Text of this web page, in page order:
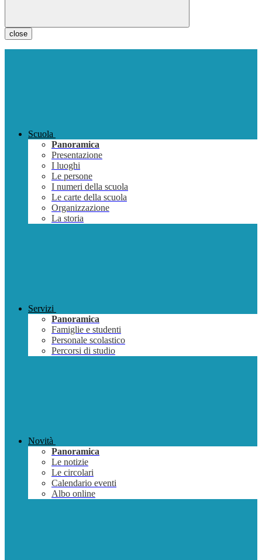
close
Scuola
Panoramica
Presentazione
I luoghi
Le persone
I numeri della scuola
Le carte della scuola
Organizzazione
La storia
Servizi
Panoramica
Famiglie e studenti
Personale scolastico
Percorsi di studio
Novità
Panoramica
Le notizie
Le circolari
Calendario eventi
Albo online